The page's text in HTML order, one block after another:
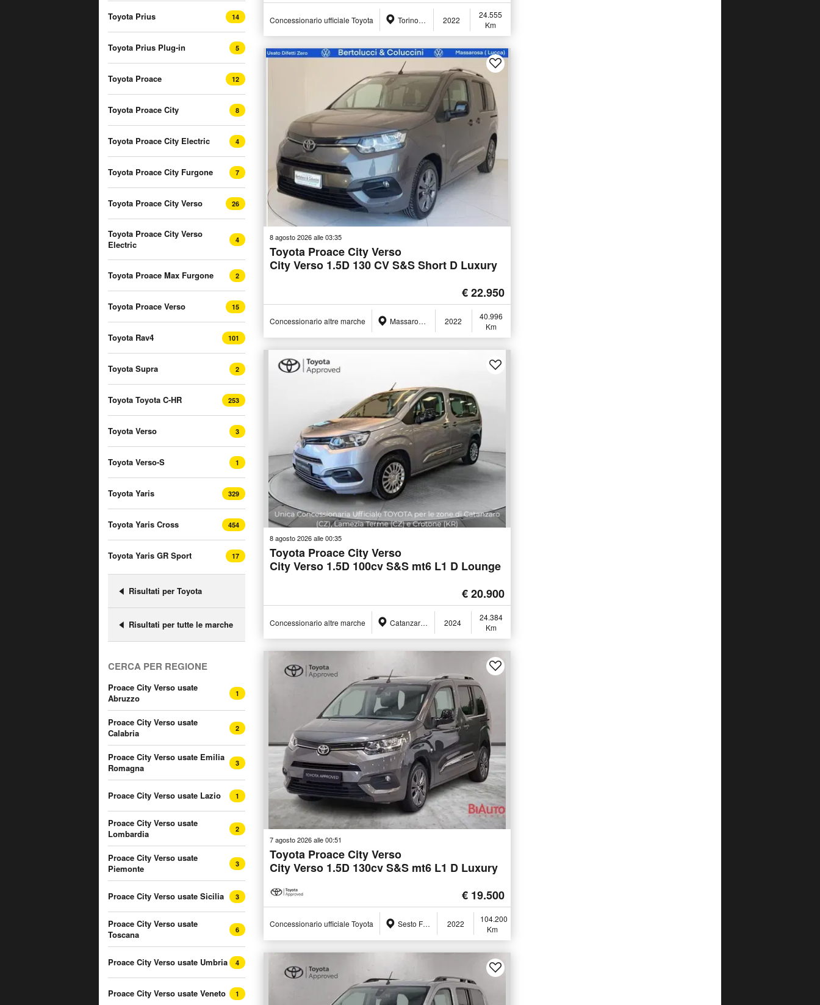
Toyota Prius 14
Toyota Prius Plug-in 5
Toyota Proace 12
Toyota Proace City 8
Toyota Proace City Electric 4
Toyota Proace City Furgone 7
Toyota Proace City Verso 26
Toyota Proace City Verso
Electric
4
Toyota Proace Max Furgone 2
Toyota Proace Verso 15
Toyota Rav4 101
Toyota Supra 2
Toyota Toyota C-HR 253
Toyota Verso 3
Toyota Verso-S 1
Toyota Yaris 329
Toyota Yaris Cross 454
Toyota Yaris GR Sport 17
Risultati per Toyota
Risultati per tutte le marche
CERCA PER REGIONE
Proace City Verso usate
Abruzzo
1
Proace City Verso usate
Calabria
2
Proace City Verso usate Emilia
Romagna
3
Proace City Verso usate Lazio 1
Proace City Verso usate
Lombardia
2
Proace City Verso usate
Piemonte
3
Proace City Verso usate Sicilia 3
Proace City Verso usate
Toscana
6
Proace City Verso usate Umbria 4
Proace City Verso usate Veneto 1
Concessionario ufficiale Toyota Torino (TO) 2022
24.555
Km
8 agosto 2026 alle 03:35
Toyota Proace City Verso
City Verso 1.5D 130 CV S&S Short D Luxury
€ 22.950
Concessionario altre marche Massarosa (LU) 2022
40.996
Km
8 agosto 2026 alle 00:35
Toyota Proace City Verso
City Verso 1.5D 100cv S&S mt6 L1 D Lounge
€ 20.900
Concessionario altre marche Catanzaro (CZ) 2024
24.384
Km
7 agosto 2026 alle 00:51
Toyota Proace City Verso
City Verso 1.5D 130cv S&S mt6 L1 D Luxury
€ 19.500
Concessionario ufficiale Toyota Sesto Fiorentino (FI) 2022
104.200
Km